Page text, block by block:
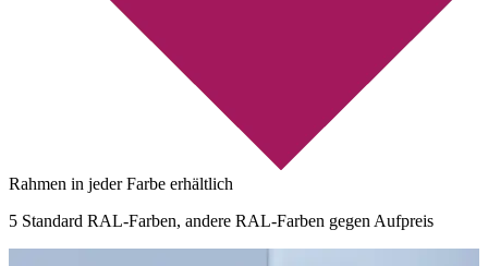
Rahmen in jeder Farbe erhältlich
5 Standard RAL-Farben, andere RAL-Farben gegen Aufpreis